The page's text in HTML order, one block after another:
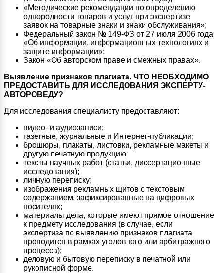
«Методические рекомендации по определению
однородности товаров и услуг при экспертизе
заявок на товарные знаки и знаки обслуживания»;
Федеральный закон № 149-ФЗ от 27 июля 2006 года
«Об информации, информационных технологиях и
защите информации»;
Закон «Об авторском праве и смежных правах».
Выявление признаков плагиата. ЧТО НЕОБХОДИМО
ПРЕДОСТАВИТЬ ДЛЯ ИССЛЕДОВАНИЯ ЭКСПЕРТУ-
АВТОРОВЕДУ?
Для исследования специалисту предоставляют:
видео- и аудиозаписи;
газетные, журнальные и Интернет-публикации;
брошюры, плакаты, листовки, рекламные макеты и
другую печатную продукцию;
тексты научных работ (статьи, диссертационные
исследования);
личную переписку;
изображения рекламных щитов с текстовым
содержанием, зафиксированные на цифровых
носителях;
материалы дела, которые имеют прямое отношение
к предмету исследования (в случае, если
экспертиза по выявлению признаков плагиата
проводится в рамках уголовного или арбитражного
процесса);
деловую и бытовую переписку в печатной или
рукописной форме.